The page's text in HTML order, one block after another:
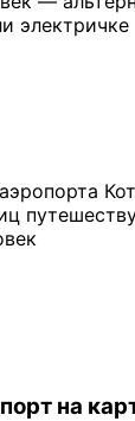
электричке
на